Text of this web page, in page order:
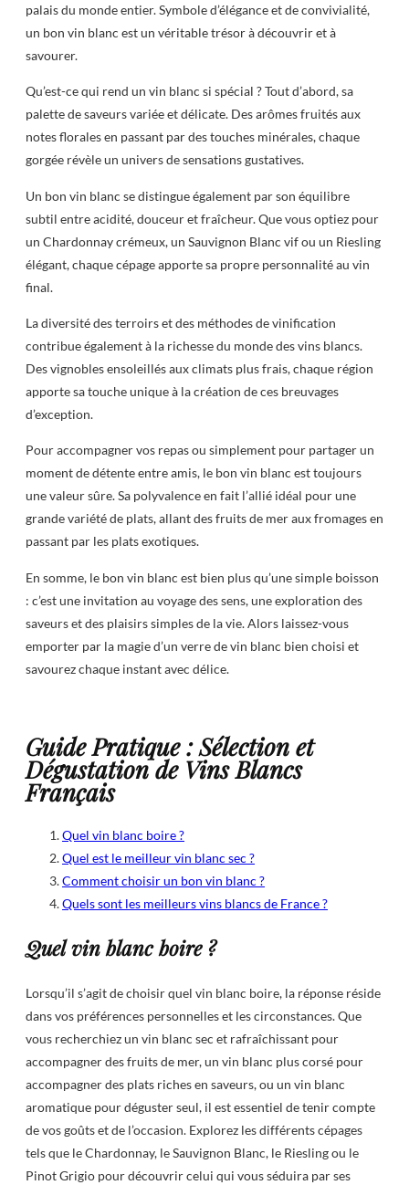
palais du monde entier. Symbole d’élégance et de convivialité,
un bon vin blanc est un véritable trésor à découvrir et à
savourer.
Qu’est-ce qui rend un vin blanc si spécial ? Tout d’abord, sa
palette de saveurs variée et délicate. Des arômes fruités aux
notes florales en passant par des touches minérales, chaque
gorgée révèle un univers de sensations gustatives.
Un bon vin blanc se distingue également par son équilibre
subtil entre acidité, douceur et fraîcheur. Que vous optiez pour
un Chardonnay crémeux, un Sauvignon Blanc vif ou un Riesling
élégant, chaque cépage apporte sa propre personnalité au vin
final.
La diversité des terroirs et des méthodes de vinification
contribue également à la richesse du monde des vins blancs.
Des vignobles ensoleillés aux climats plus frais, chaque région
apporte sa touche unique à la création de ces breuvages
d’exception.
Pour accompagner vos repas ou simplement pour partager un
moment de détente entre amis, le bon vin blanc est toujours
une valeur sûre. Sa polyvalence en fait l’allié idéal pour une
grande variété de plats, allant des fruits de mer aux fromages en
passant par les plats exotiques.
En somme, le bon vin blanc est bien plus qu’une simple boisson
: c’est une invitation au voyage des sens, une exploration des
saveurs et des plaisirs simples de la vie. Alors laissez-vous
emporter par la magie d’un verre de vin blanc bien choisi et
savourez chaque instant avec délice.
Guide Pratique : Sélection et
Dégustation de Vins Blancs
Français
Quel vin blanc boire ?
Quel est le meilleur vin blanc sec ?
Comment choisir un bon vin blanc ?
Quels sont les meilleurs vins blancs de France ?
Quel vin blanc boire ?
Lorsqu’il s’agit de choisir quel vin blanc boire, la réponse réside
dans vos préférences personnelles et les circonstances. Que
vous recherchiez un vin blanc sec et rafraîchissant pour
accompagner des fruits de mer, un vin blanc plus corsé pour
accompagner des plats riches en saveurs, ou un vin blanc
aromatique pour déguster seul, il est essentiel de tenir compte
de vos goûts et de l’occasion. Explorez les différents cépages
tels que le Chardonnay, le Sauvignon Blanc, le Riesling ou le
Pinot Grigio pour découvrir celui qui vous séduira par ses